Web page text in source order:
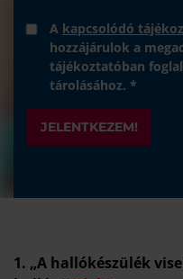
A kapcsolódó
hozzájárulok a
tájékoztatóban
tárolásához. *
JELENTKEZEM!
1. „A hallókészülék